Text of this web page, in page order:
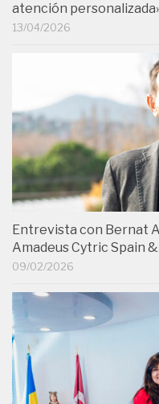
atención
13/04/2026
Entrevista con Bernat
Amadeus Cytric Spain
09/02/2026